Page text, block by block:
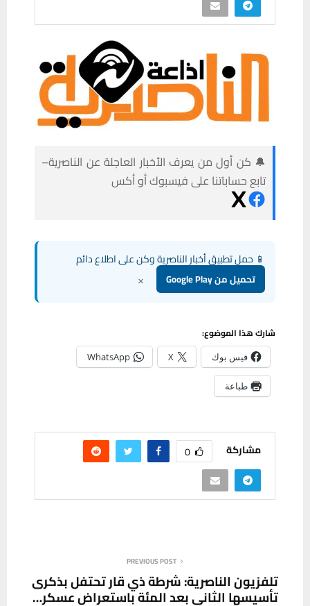
🔔 كن أول من يعرف الأخبار العاجلة عن الناصرية–
تابع حساباتنا على فيسبوك أو أكس
📱 حمل تطبيق أخبار الناصرية وكن على اطلاع دائم
تحميل من Google Play ×
شارك هذا الموضوع:
فيس بوك X
WhatsApp
طباعة
مشاركة 0
PREVIOUS POST
تلفزيون الناصرية: شرطة ذي قار تحتفل بذكرى
تأسيسها الثاني بعد المئة باستعراض عسكر…